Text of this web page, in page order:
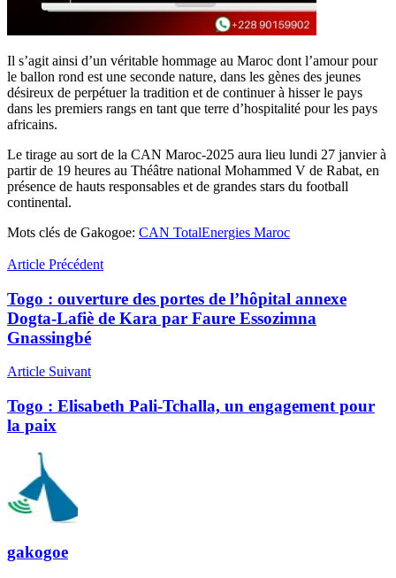
Il s’agit ainsi d’un véritable hommage au Maroc dont l’amour pour
le ballon rond est une seconde nature, dans les gènes des jeunes
désireux de perpétuer la tradition et de continuer à hisser le pays
dans les premiers rangs en tant que terre d’hospitalité pour les pays
africains.
Le tirage au sort de la CAN Maroc-2025 aura lieu lundi 27 janvier à
partir de 19 heures au Théâtre national Mohammed V de Rabat, en
présence de hauts responsables et de grandes stars du football
continental.
Mots clés de Gakogoe: CAN TotalEnergies Maroc
Article Précédent
Togo : ouverture des portes de l’hôpital annexe
Dogta-Lafiè de Kara par Faure Essozimna
Gnassingbé
Article Suivant
Togo : Elisabeth Pali-Tchalla, un engagement pour
la paix
gakogoe